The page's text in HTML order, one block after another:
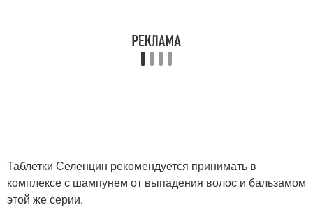
Таблетки Селенцин рекомендуется принимать в
комплексе с шампунем от выпадения волос и бальзамом
этой же серии.